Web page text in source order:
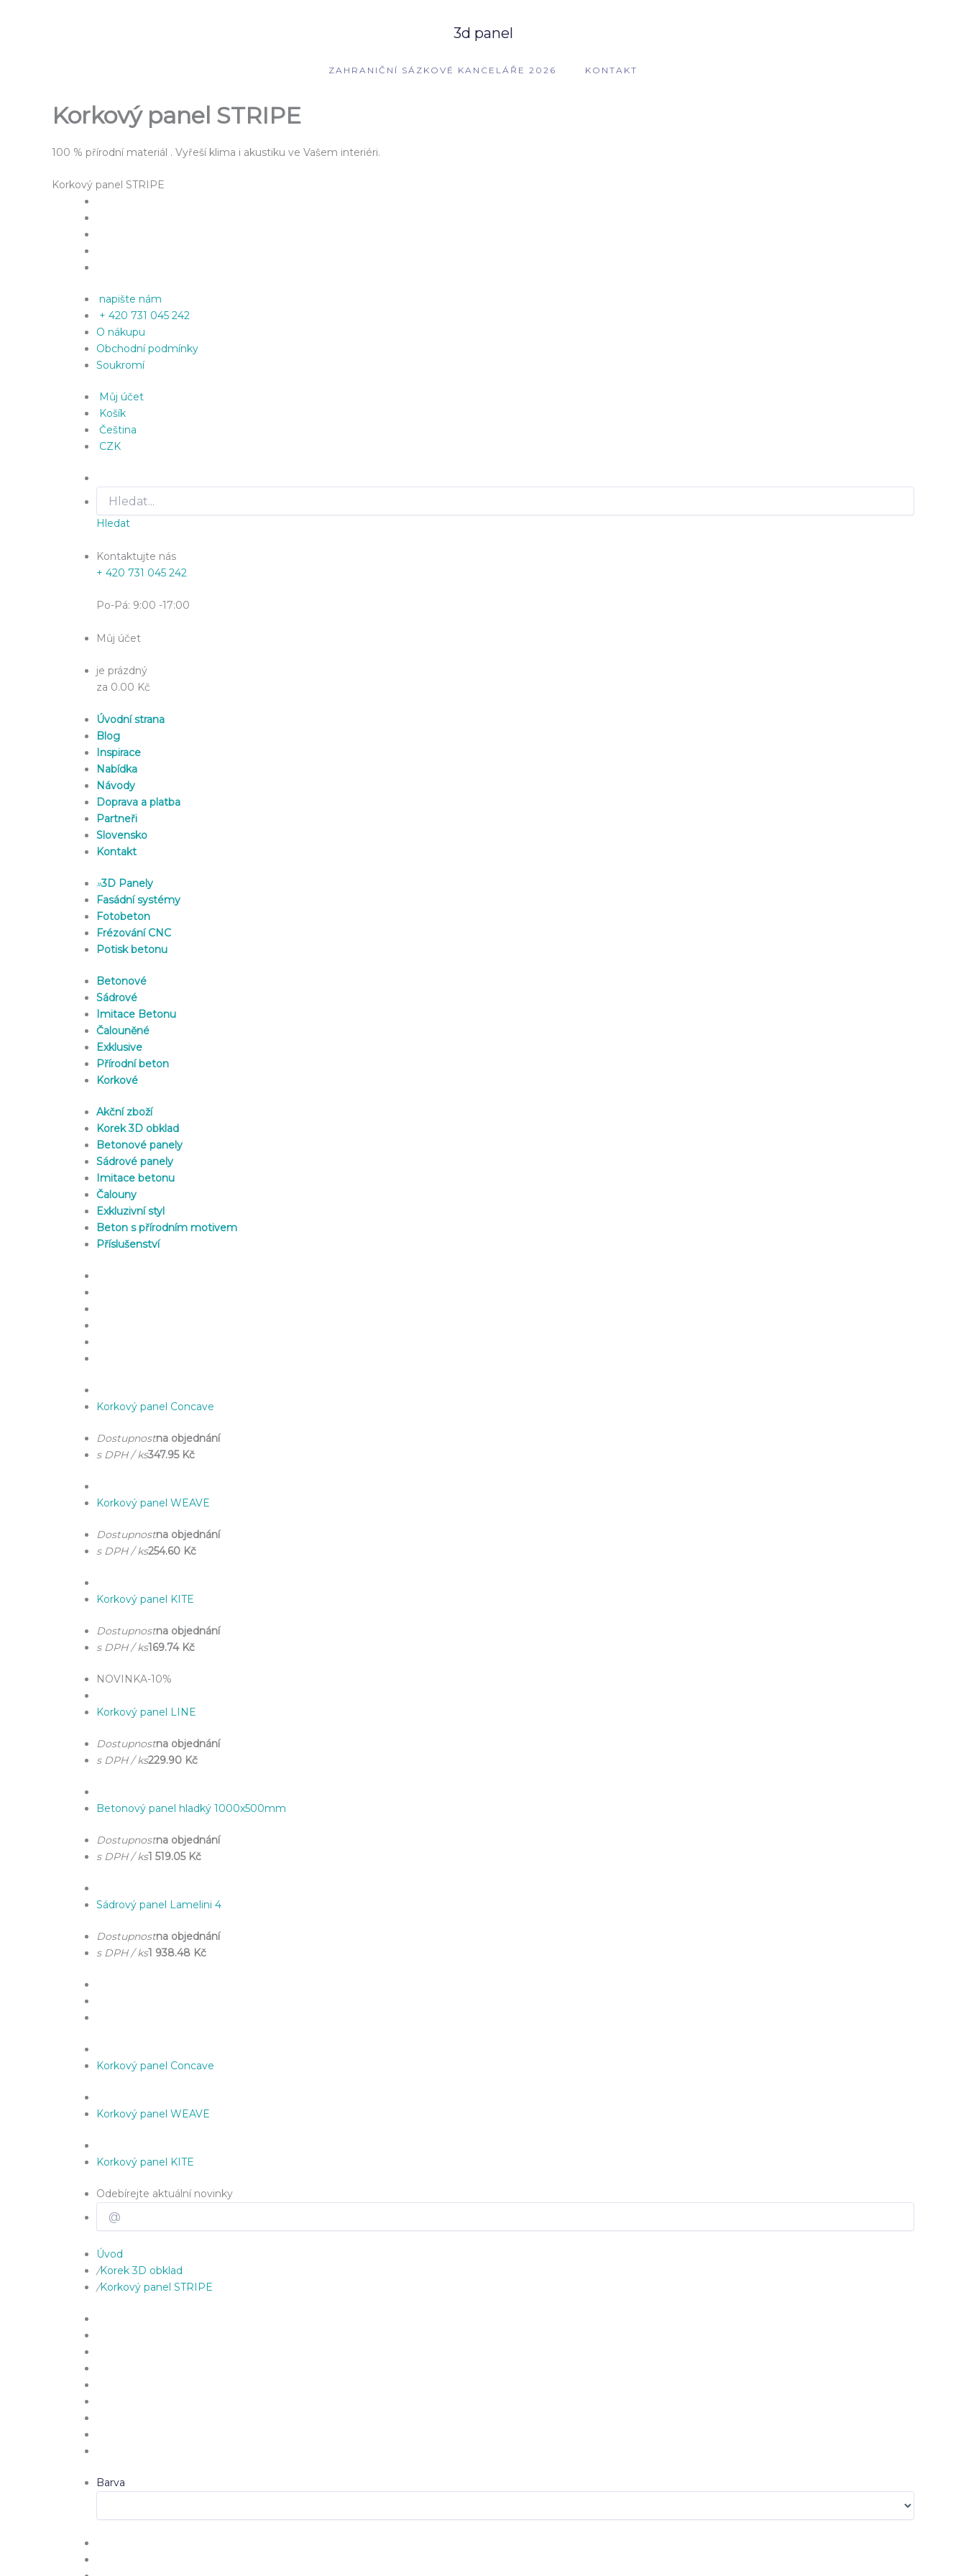
3d panel
ZAHRANIČNÍ SÁZKOVÉ KANCELÁŘE 2026 KONTAKT
Korkový panel STRIPE
100 % přírodní materiál . Vyřeší klima i akustiku ve Vašem interiéri.
Korkový panel STRIPE
napište nám
+ 420 731 045 242
O nákupu
Obchodní podmínky
Soukromí
Můj účet
Košík
Čeština
CZK
Hledat
Kontaktujte nás
+ 420 731 045 242
Po-Pá: 9:00 -17:00
Můj účet
je prázdný
za 0.00 Kč
Úvodní strana
Blog
Inspirace
Nabídka
Návody
Doprava a platba
Partneři
Slovensko
Kontakt
»3D Panely
Fasádní systémy
Fotobeton
Frézování CNC
Potisk betonu
Betonové
Sádrové
Imitace Betonu
Čalouněné
Exklusive
Přírodní beton
Korkové
Akční zboží
Korek 3D obklad
Betonové panely
Sádrové panely
Imitace betonu
Čalouny
Exkluzivní styl
Beton s přírodním motivem
Příslušenství
Korkový panel Concave
Dostupnostna objednání
s DPH / ks347.95 Kč
Korkový panel WEAVE
Dostupnostna objednání
s DPH / ks254.60 Kč
Korkový panel KITE
Dostupnostna objednání
s DPH / ks169.74 Kč
NOVINKA-10%
Korkový panel LINE
Dostupnostna objednání
s DPH / ks229.90 Kč
Betonový panel hladký 1000x500mm
Dostupnostna objednání
s DPH / ks1 519.05 Kč
Sádrový panel Lamelini 4
Dostupnostna objednání
s DPH / ks1 938.48 Kč
Korkový panel Concave
Korkový panel WEAVE
Korkový panel KITE
Odebírejte aktuální novinky
Úvod
/Korek 3D obklad
/Korkový panel STRIPE
Barva